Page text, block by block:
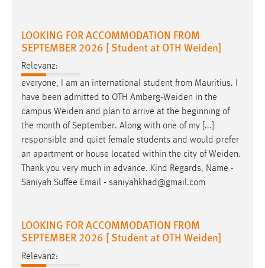
LOOKING FOR ACCOMMODATION FROM
SEPTEMBER 2026 [ Student at OTH Weiden]
Relevanz:
everyone, I am an international student from Mauritius. I
have been admitted to OTH Amberg-Weiden in the
campus Weiden and plan to arrive at the beginning of
the month of September. Along with one of my [...]
responsible and quiet female students and would prefer
an apartment or house located within the city ofWeiden.
Thank you very much in advance. Kind Regards, Name -
Saniyah Suffee Email - saniyahkhad@gmail.com
LOOKING FOR ACCOMMODATION FROM
SEPTEMBER 2026 [ Student at OTH Weiden]
Relevanz: